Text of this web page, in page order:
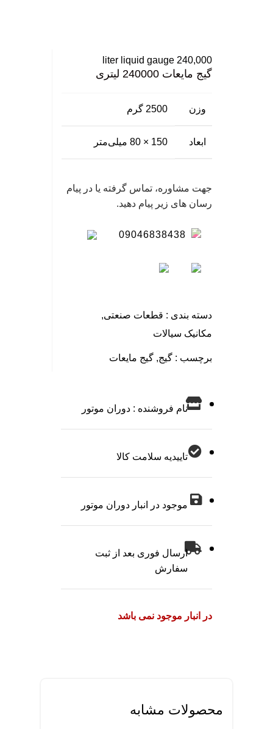
240,000 liter liquid gauge
گیج مایعات 240000 لیتری
وزن 2500 گرم
ابعاد 150 × 80 میلی‌متر
جهت مشاوره، تماس گرفته یا در پیام
رسان های زیر پیام دهید.
09046838438
دسته بندی : قطعات صنعتی,
مکانیک سیالات
برچسب : گیج, گیج مایعات
نام فروشنده : دوران موتور
تاییدیه سلامت کالا
موجود در انبار دوران موتور
ارسال فوری بعد از ثبت
سفارش
در انبار موجود نمی باشد
محصولات مشابه